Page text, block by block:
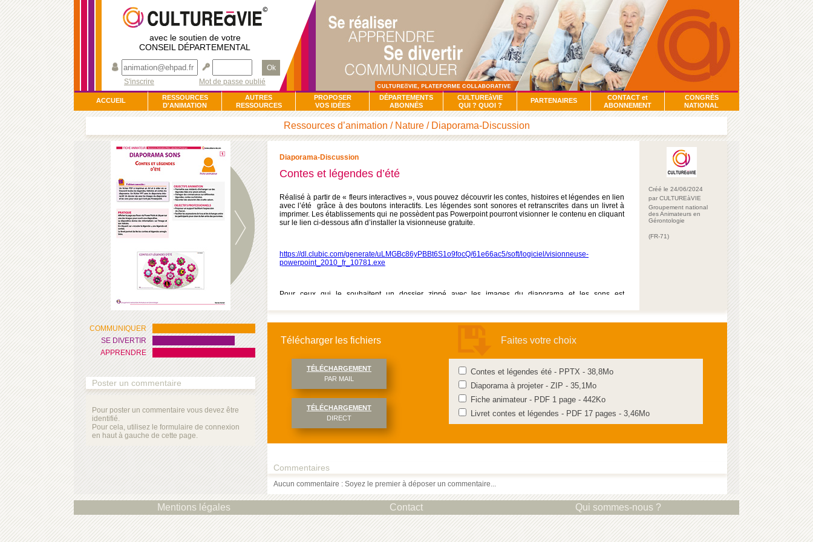
avec le soutien de votre
CONSEIL DÉPARTEMENTAL
Ok
S'inscrire
Mot de passe oublié
ACCUEIL
RESSOURCES
D'ANIMATION
AUTRES
RESSOURCES
PROPOSER
VOS IDÉES
DÉPARTEMENTS
ABONNÉS
CULTUREàVIE
QUI ? QUOI ?
PARTENAIRES
CONTACT et
ABONNEMENT
CONGRÈS
NATIONAL
Ressources d’animation / Nature / Diaporama-Discussion
COMMUNIQUER
SE DIVERTIR
APPRENDRE
Poster un commentaire
Pour poster un commentaire vous devez être
identifié.
Pour cela, utilisez le formulaire de connexion
en haut à gauche de cette page.
Diaporama-Discussion
Contes et légendes d’été
Réalisé à partir de « fleurs interactives », vous pouvez découvrir les contes, histoires et légendes en lien
avec l’été grâce à des boutons interactifs. Les légendes sont sonores et retranscrites dans un livret à
imprimer. Les établissements qui ne possèdent pas Powerpoint pourront visionner le contenu en cliquant
sur le lien ci-dessous afin d’installer la visionneuse gratuite.
https://dl.clubic.com/generate/uLMGBc86yPBBt6S1o9focQ/61e66ac5/soft/logiciel/visionneuse-
powerpoint_2010_fr_10781.exe
Pour ceux qui le souhaitent un dossier zippé avec les images du diaporama et les sons est
Ce contenu d’animation pour personnes âgées peut être complété par les autres supports
CULTUREàVIE sur l’été en tapant « été » dans l’espace recherche.
Créé le 24/06/2024
par CULTUREàVIE
Groupement national
des Animateurs en
Gérontologie
(FR-71)
Télécharger les fichiers Faites votre choix
TÉLÉCHARGEMENT
PAR MAIL
TÉLÉCHARGEMENT
DIRECT
Contes et légendes été - PPTX - 38,8Mo
Diaporama à projeter - ZIP - 35,1Mo
Fiche animateur - PDF 1 page - 442Ko
Livret contes et légendes - PDF 17 pages - 3,46Mo
Commentaires
Aucun commentaire : Soyez le premier à déposer un commentaire...
Mentions légales Contact Qui sommes-nous ?